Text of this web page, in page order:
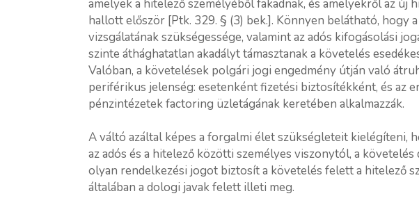
amelyek a hitelező személyéből fakadnak, és amelyekről az új
hallott először [Ptk. 329. § (3) bek.]. Könnyen belátható, hogy
vizsgálatának szükségessége, valamint az adós kifogásolási
szinte áthághatatlan akadályt támasztanak a követelés
Valóban, a követelések polgári jogi engedmény útján való
periférikus jelenség: esetenként fizetési biztosítékként, és az
pénzintézetek factoring üzletágának keretében alkalmazzák.
A váltó azáltal képes a forgalmi élet szükségleteit kielégíteni,
az adós és a hitelező közötti személyes viszonytól, a
olyan rendelkezési jogot biztosít a követelés felett a hitelező
általában a dologi javak felett illeti meg.